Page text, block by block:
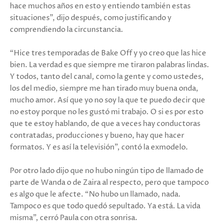
hace muchos años en esto y entiendo también estas
situaciones”, dijo después, como justificando y
comprendiendo la circunstancia.
“Hice tres temporadas de Bake Off y yo creo que las hice
bien. La verdad es que siempre me tiraron palabras lindas.
Y todos, tanto del canal, como la gente y como ustedes,
los del medio, siempre me han tirado muy buena onda,
mucho amor. Así que yo no soy la que te puedo decir que
no estoy porque no les gustó mi trabajo. O si es por esto
que te estoy hablando, de que a veces hay conductoras
contratadas, producciones y bueno, hay que hacer
formatos. Y es así la televisión”, contó la exmodelo.
Por otro lado dijo que no hubo ningún tipo de llamado de
parte de Wanda o de Zaira al respecto, pero que tampoco
es algo que le afecte. “No hubo un llamado, nada.
Tampoco es que todo quedó sepultado. Ya está. La vida
misma”, cerró Paula con otra sonrisa.